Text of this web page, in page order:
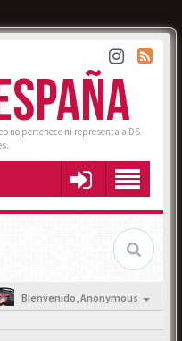
no pertenece ni representa a DS
Bienvenido,Anonymous